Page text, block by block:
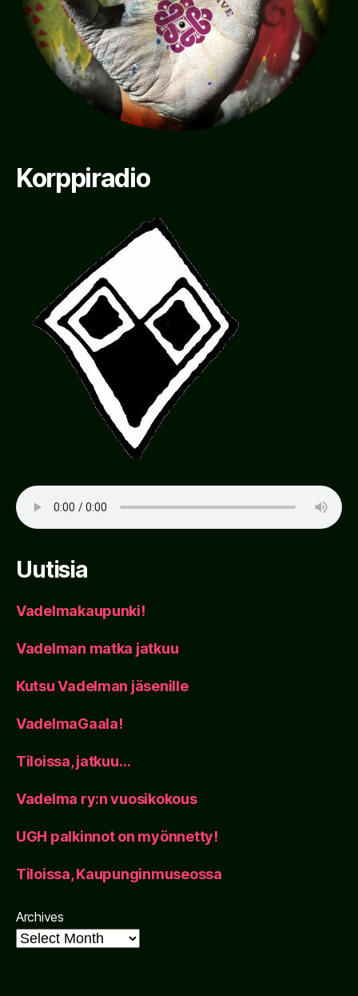
Korppiradio
Uutisia
Vadelmakaupunki!
Vadelman matka jatkuu
Kutsu Vadelman jäsenille
VadelmaGaala!
Tiloissa, jatkuu…
Vadelma ry:n vuosikokous
UGH palkinnot on myönnetty!
Tiloissa, Kaupunginmuseossa
Archives